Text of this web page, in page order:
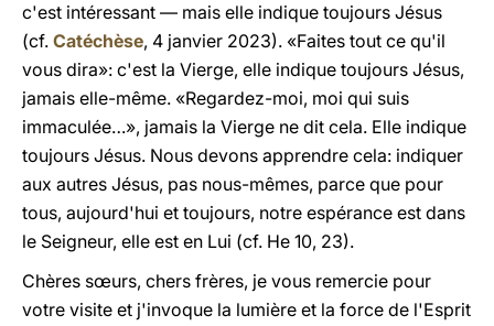
c'est intéressant — mais elle indique toujours Jésus
(cf. Catéchèse, 4 janvier 2023). «Faites tout ce qu'il
vous dira»: c'est la Vierge, elle indique toujours Jésus,
jamais elle-même. «Regardez-moi, moi qui suis
immaculée…», jamais la Vierge ne dit cela. Elle indique
toujours Jésus. Nous devons apprendre cela: indiquer
aux autres Jésus, pas nous-mêmes, parce que pour
tous, aujourd'hui et toujours, notre espérance est dans
le Seigneur, elle est en Lui (cf. He 10, 23).
Chères sœurs, chers frères, je vous remercie pour
votre visite et j'invoque la lumière et la force de l'Esprit